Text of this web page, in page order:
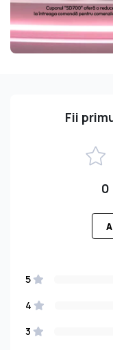
Fii
0
5
4
3